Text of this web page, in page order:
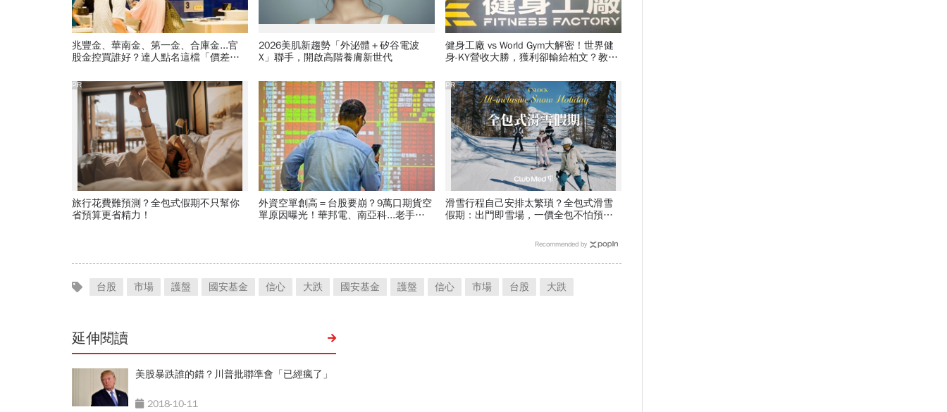
兆豐金、華南金、第一金、合庫金...官
股金控買誰好？達人點名這檔「價差填
2026美肌新趨勢「外泌體＋矽谷電波
X」聯手，開啟高階養膚新世代
健身工廠 vs World Gym大解密！世界健
身-KY營收大勝，獲利卻輸給柏文？教練
旅行花費難預測？全包式假期不只幫你
省預算更省精力！
PR
外資空單創高＝台股要崩？9萬口期貨空
單原因曝光！華邦電、南亞科...老手喊
滑雪行程自己安排太繁瑣？全包式滑雪
假期：出門即雪場，一價全包不怕預算
PR
Recommended by
台股 市場 護盤 國安基金 信心 大跌 國安基金 護盤 信心 市場 台股 大跌
延伸閱讀
美股暴跌誰的錯？川普批聯準會「已經瘋了」
2018-10-11